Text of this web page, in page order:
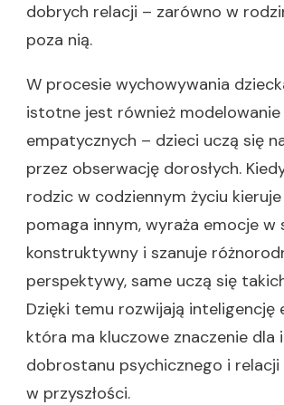
dobrych relacji – zarówno w
poza nią.
W procesie wychowywania
istotne jest również
empatycznych – dzieci uczą się
przez obserwację dorosłych.
rodzic w codziennym życiu
pomaga innym, wyraża emocje w
konstruktywny i szanuje
perspektywy, same uczą się
Dzięki temu rozwijają inteligencję
która ma kluczowe znaczenie dla
dobrostanu psychicznego i relacji
w przyszłości.